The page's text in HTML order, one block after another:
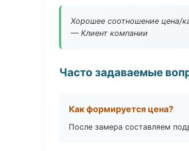
Хорошее соотношение цена/
— Клиент компании
Часто задаваемые
Как формируется цена?
После замера составляем